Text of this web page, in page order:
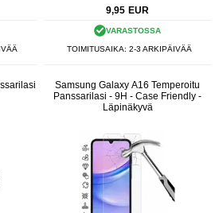
9,95 EUR
VARASTOSSA
TOIMITUSAIKA: 2-3 ARKIPÄIVÄÄ
Samsung Galaxy A16 Temperoitu
Panssarilasi - 9H - Case Friendly -
Läpinäkyvä